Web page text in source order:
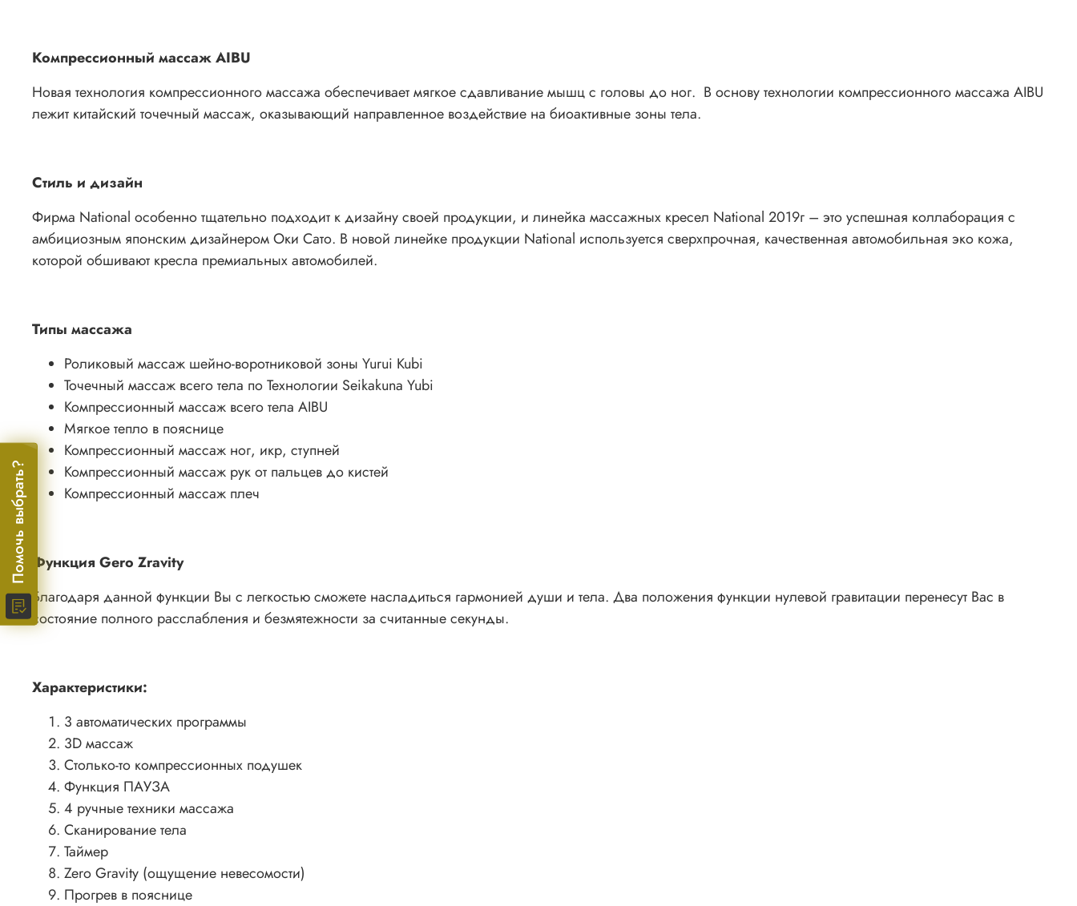
Помочь выбрать?
Компрессионный массаж AIBU
Новая технология компрессионного массажа обеспечивает мягкое сдавливание мышц с головы до ног. В основу технологии компрессионного массажа AIBU
лежит китайский точечный массаж, оказывающий направленное воздействие на биоактивные зоны тела.
Стиль и дизайн
Фирма National особенно тщательно подходит к дизайну своей продукции, и линейка массажных кресел National 2019г – это успешная коллаборация с
амбициозным японским дизайнером Оки Сато. В новой линейке продукции National используется сверхпрочная, качественная автомобильная эко кожа,
которой обшивают кресла премиальных автомобилей.
Типы массажа
Роликовый массаж шейно-воротниковой зоны Yurui Kubi
Точечный массаж всего тела по Технологии Seikakuna Yubi
Компрессионный массаж всего тела AIBU
Мягкое тепло в пояснице
Компрессионный массаж ног, икр, ступней
Компрессионный массаж рук от пальцев до кистей
Компрессионный массаж плеч
Функция Gero Zravity
Благодаря данной функции Вы с легкостью сможете насладиться гармонией души и тела. Два положения функции нулевой гравитации перенесут Вас в
состояние полного расслабления и безмятежности за считанные секунды.
Характеристики:
3 автоматических программы
3D массаж
Столько-то компрессионных подушек
Функция ПАУЗА
4 ручные техники массажа
Сканирование тела
Таймер
Zero Gravity (ощущение невесомости)
Прогрев в пояснице